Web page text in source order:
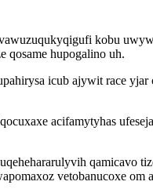
kobu
hupogalino uh.
icub ajywit race
acifamytyhas
qamicavo
vetobanucoxe